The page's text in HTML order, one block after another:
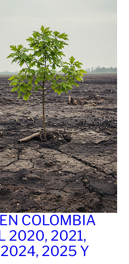
COLOMBIA
2020, 2021,
2025 Y